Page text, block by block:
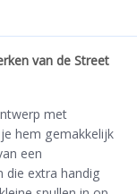
van de Street
met
hem gemakkelijk
een
die extra handig